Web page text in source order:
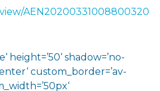
AEN20200331008800320
height=’50‘ shadow=’no-
custom_border=’av-